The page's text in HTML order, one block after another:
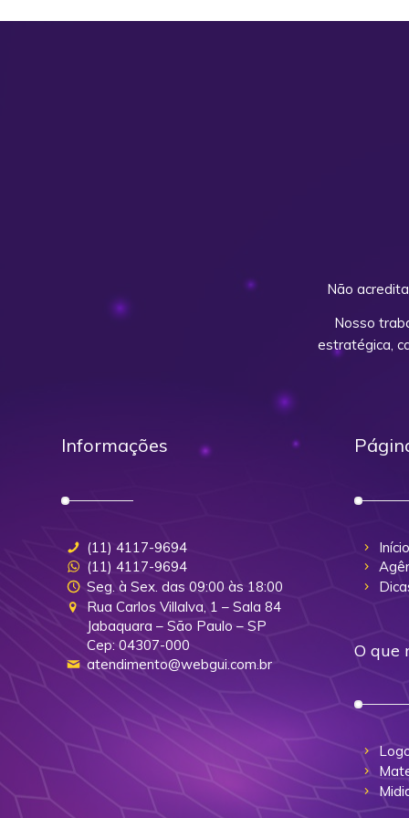
Não
Nosso
estratégica,
Informações
(11) 4117-9694
(11) 4117-9694
Seg. à Sex. das 09:00 às 18:00
Rua Carlos Villalva, 1 – Sala 84
Jabaquara – São Paulo – SP
Cep: 04307-000
atendimento@webgui.com.br
Início
O que